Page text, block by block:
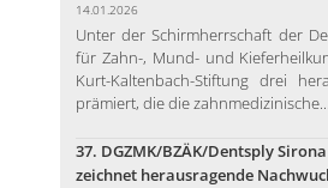
14.01.2026
Unter der Schirmherrschaft der
für Zahn-, Mund- und
Kurt-Kaltenbach-Stiftung drei
prämiert, die die zahnmedizinische...
37. DGZMK/BZÄK/Dentsply
zeichnet herausragende